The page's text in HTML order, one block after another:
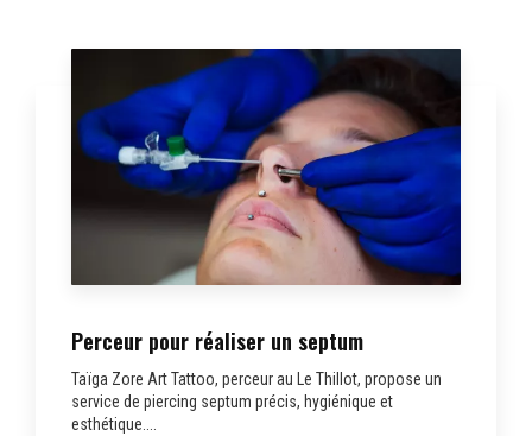
Perceur pour réaliser un septum
Taïga Zore Art Tattoo, perceur au Le Thillot, propose un
service de piercing septum précis, hygiénique et
esthétique....